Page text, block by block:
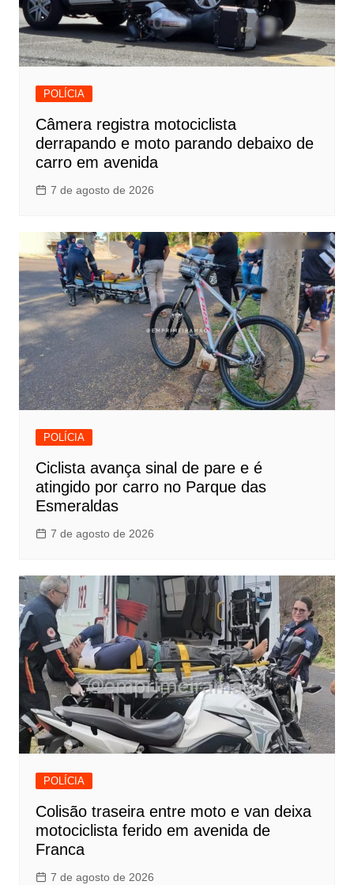
POLÍCIA
Câmera registra motociclista
derrapando e moto parando debaixo de
carro em avenida
7 de agosto de 2026
POLÍCIA
Ciclista avança sinal de pare e é
atingido por carro no Parque das
Esmeraldas
7 de agosto de 2026
POLÍCIA
Colisão traseira entre moto e van deixa
motociclista ferido em avenida de
Franca
7 de agosto de 2026